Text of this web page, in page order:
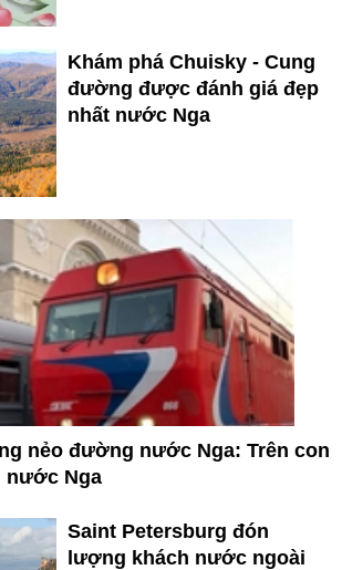
Khám phá Chuisky - Cung
đường được đánh giá đẹp
nhất nước Nga
nẻo đường nước Nga: Trên con
nước Nga
Saint Petersburg đón
lượng khách nước ngoài